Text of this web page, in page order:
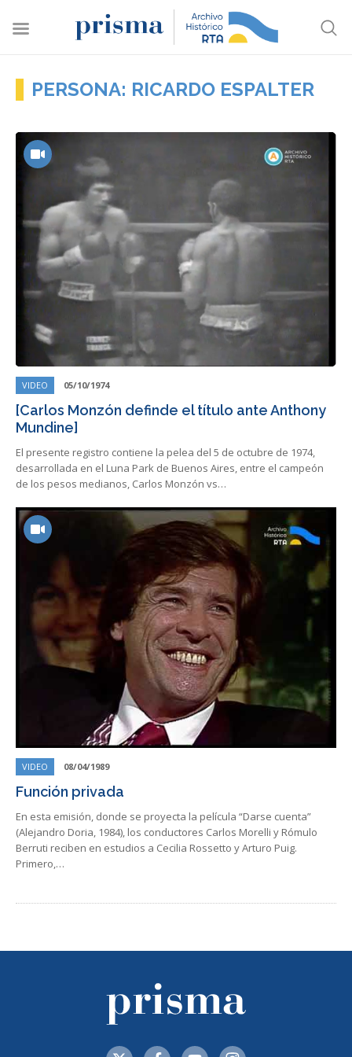
PERSONA: RICARDO ESPALTER
VIDEO 05/10/1974
[Carlos Monzón definde el título ante Anthony
Mundine]
El presente registro contiene la pelea del 5 de octubre de 1974,
desarrollada en el Luna Park de Buenos Aires, entre el campeón
de los pesos medianos, Carlos Monzón vs…
VIDEO 08/04/1989
Función privada
En esta emisión, donde se proyecta la película “Darse cuenta”
(Alejandro Doria, 1984), los conductores Carlos Morelli y Rómulo
Berruti reciben en estudios a Cecilia Rossetto y Arturo Puig.
Primero,…